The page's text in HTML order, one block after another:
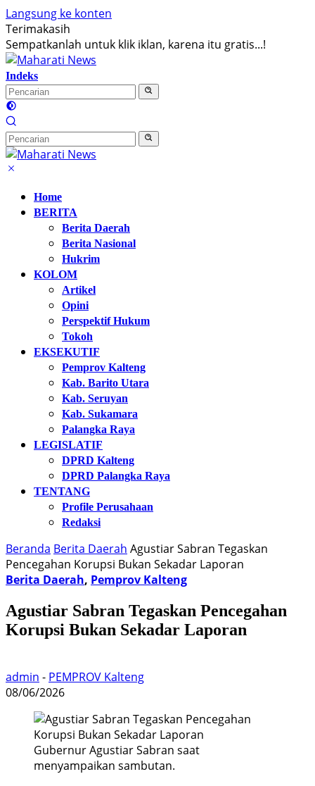
Langsung ke konten
Terimakasih
Sempatkanlah untuk klik iklan, karena itu gratis...!
Indeks
Home
BERITA
Berita Daerah
Berita Nasional
Hukrim
KOLOM
Artikel
Opini
Perspektif Hukum
Tokoh
EKSEKUTIF
Pemprov Kalteng
Kab. Barito Utara
Kab. Seruyan
Kab. Sukamara
Palangka Raya
LEGISLATIF
DPRD Kalteng
DPRD Palangka Raya
TENTANG
Profile Perusahaan
Redaksi
Beranda Berita Daerah Agustiar Sabran Tegaskan
Pencegahan Korupsi Bukan Sekadar Laporan
Berita Daerah, Pemprov Kalteng
Agustiar Sabran Tegaskan Pencegahan
Korupsi Bukan Sekadar Laporan
admin - PEMPROV Kalteng
08/06/2026
Gubernur Agustiar Sabran saat
menyampaikan sambutan.